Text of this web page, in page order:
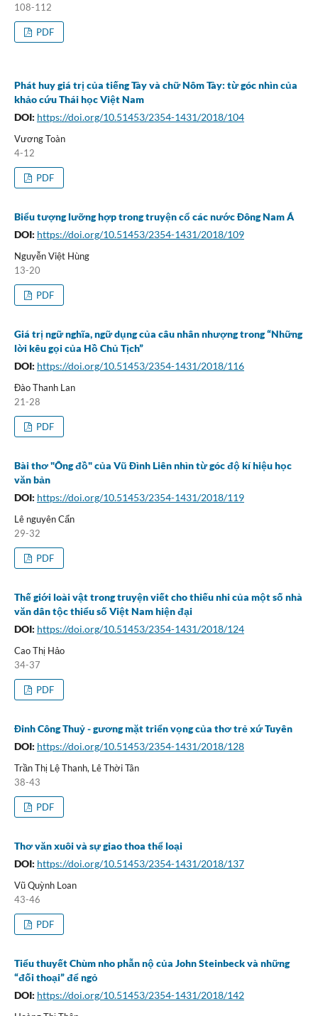
108-112
PDF
Phát huy giá trị của tiếng Tày và chữ Nôm Tày: từ góc nhìn của
khảo cứu Thái học Việt Nam
DOI: https://doi.org/10.51453/2354-1431/2018/104
Vương Toàn
4-12
PDF
Biểu tượng lưỡng hợp trong truyện cổ các nước Đông Nam Á
DOI: https://doi.org/10.51453/2354-1431/2018/109
Nguyễn Việt Hùng
13-20
PDF
Giá trị ngữ nghĩa, ngữ dụng của câu nhân nhượng trong “Những
lời kêu gọi của Hồ Chủ Tịch”
DOI: https://doi.org/10.51453/2354-1431/2018/116
Đào Thanh Lan
21-28
PDF
Bài thơ "Ông đồ" của Vũ Đình Liên nhìn từ góc độ kí hiệu học
văn bản
DOI: https://doi.org/10.51453/2354-1431/2018/119
Lê nguyên Cẩn
29-32
PDF
Thế giới loài vật trong truyện viết cho thiếu nhi của một số nhà
văn dân tộc thiểu số Việt Nam hiện đại
DOI: https://doi.org/10.51453/2354-1431/2018/124
Cao Thị Hảo
34-37
PDF
Đinh Công Thuỷ - gương mặt triển vọng của thơ trẻ xứ Tuyên
DOI: https://doi.org/10.51453/2354-1431/2018/128
Trần Thị Lệ Thanh, Lê Thời Tân
38-43
PDF
Thơ văn xuôi và sự giao thoa thể loại
DOI: https://doi.org/10.51453/2354-1431/2018/137
Vũ Quỳnh Loan
43-46
PDF
Tiểu thuyết Chùm nho phẫn nộ của John Steinbeck và những
“đối thoại” để ngỏ
DOI: https://doi.org/10.51453/2354-1431/2018/142